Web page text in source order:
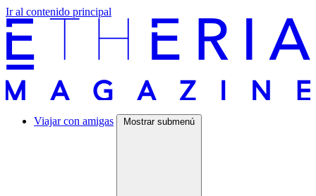
Ir al contenido principal
Viajar con amigas Mostrar submenú